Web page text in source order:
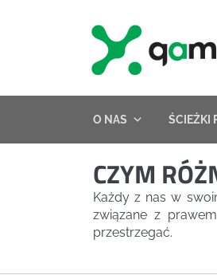
O NAS ŚCIEŻKI
CZYM
Każdy z nas w
związane z
przestrzegać.